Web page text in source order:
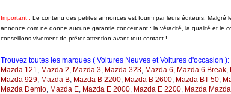
Important : Le contenu des petites annonces est fourni par leurs éditeurs. Malgré
annonce.com ne donne aucune garantie concernant : la véracité, la qualité et le
conseillons vivement de prêter attention avant tout contact !
Trouvez toutes les marques ( Voitures Neuves et Voitures d'occasion ):
Mazda 121, Mazda 2, Mazda 3, Mazda 323, Mazda 6, Mazda 6.Break,
Mazda 929, Mazda B, Mazda B 2200, Mazda B 2600, Mazda BT-50,
Mazda Demio, Mazda E, Mazda E 2000, Mazda E 2200, Mazda